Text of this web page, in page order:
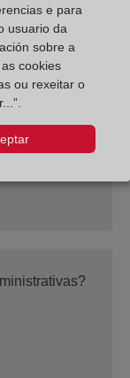
caso?
e para
usuario da
sobre a
cookies
ou rexeitar o